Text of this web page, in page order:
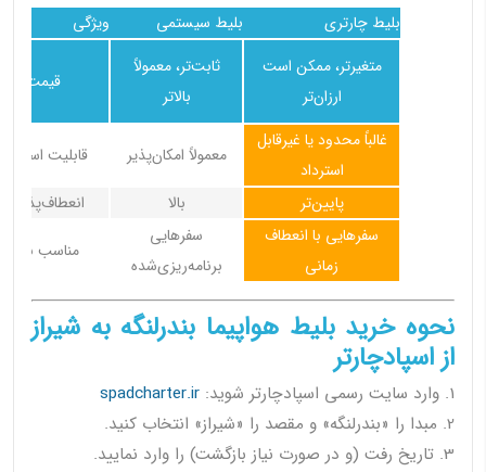
ویژگی بلیط سیستمی بلیط چارتری
قیمت
ثابت‌تر، معمولاً
بالاتر
متغیرتر، ممکن است
ارزان‌تر
قابلیت استرداد معمولاً امکان‌پذیر
غالباً محدود یا غیرقابل
استرداد
انعطاف‌پذیری
بالا
پایین‌تر
مناسب برای
سفرهایی
برنامه‌ریزی‌شده
سفرهایی با انعطاف
زمانی
نحوه خرید بلیط هواپیما بندرلنگه به شیراز
از اسپادچارتر
1. وارد سایت رسمی اسپادچارتر شوید:
spadcharter.ir
2. مبدا را «بندرلنگه» و مقصد را «شیراز» انتخاب کنید.
3. تاریخ رفت (و در صورت نیاز بازگشت) را وارد نمایید.